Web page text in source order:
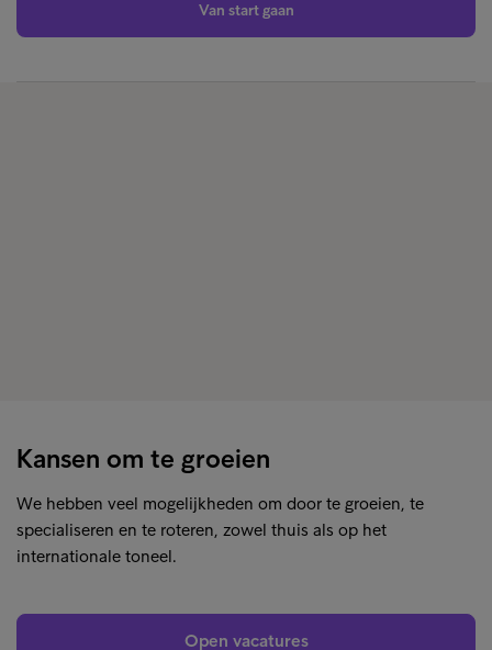
Van start gaan
Kansen om te groeien
We hebben veel mogelijkheden om door te groeien, te
specialiseren en te roteren, zowel thuis als op het
internationale toneel.
Open vacatures